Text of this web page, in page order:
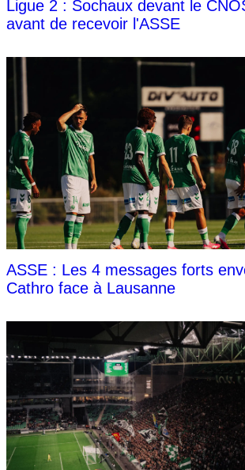
Ligue 2 : Sochaux devant le
avant de recevoir l'ASSE
ASSE : Les 4 messages forts
Cathro face à Lausanne